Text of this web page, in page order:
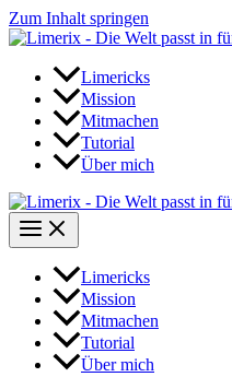
Zum Inhalt springen
Limericks
Mission
Mitmachen
Tutorial
Über mich
Limericks
Mission
Mitmachen
Tutorial
Über mich